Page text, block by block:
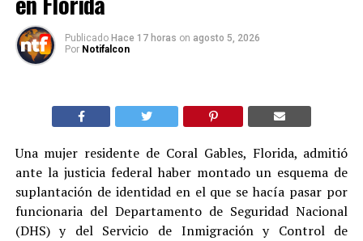
Publicado Hace 17 horas on agosto 5, 2026
Por Notifalcon
Una mujer residente de Coral Gables, Florida, admitió
ante la justicia federal haber montado un esquema de
suplantación de identidad en el que se hacía pasar por
funcionaria del Departamento de Seguridad Nacional
(DHS) y del Servicio de Inmigración y Control de